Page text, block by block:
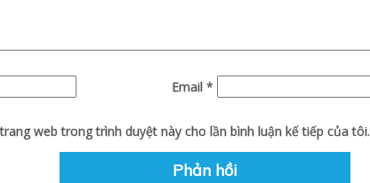
Email *
web trong trình duyệt này cho lần bình luận kế tiếp của tôi.